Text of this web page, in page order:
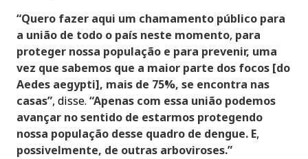
“Quero fazer aqui um chamamento público para
a união de todo o país neste momento, para
proteger nossa população e para prevenir, uma
vez que sabemos que a maior parte dos focos [do
Aedes aegypti], mais de 75%, se encontra nas
casas”, disse. “Apenas com essa união podemos
avançar no sentido de estarmos protegendo
nossa população desse quadro de dengue. E,
possivelmente, de outras arboviroses.”